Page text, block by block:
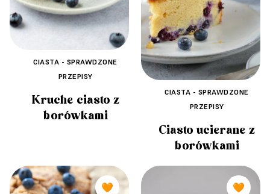
CIASTA - SPRAWDZONE
PRZEPISY
Kruche ciasto z
borówkami
CIASTA - SPRAWDZONE
PRZEPISY
Ciasto ucierane z
borówkami
🧡 🧡